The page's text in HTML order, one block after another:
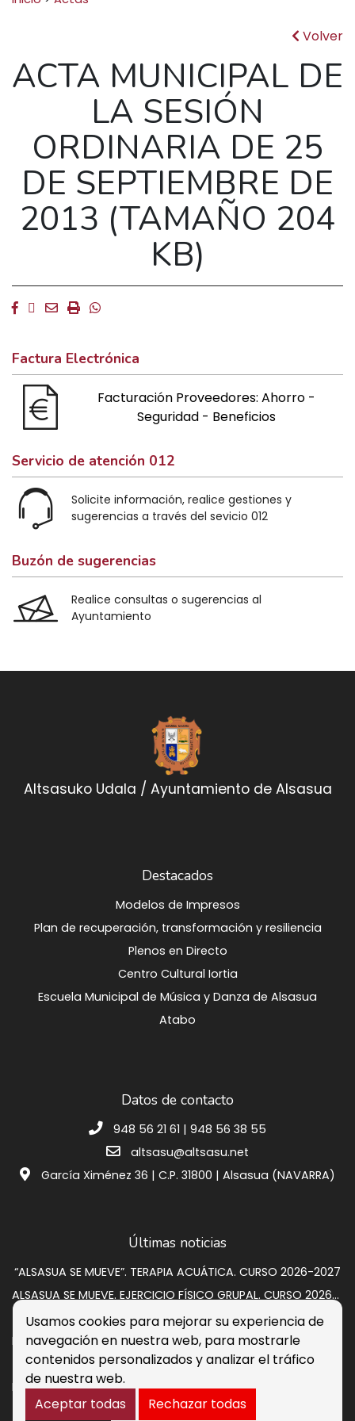
Volver
ACTA MUNICIPAL DE
LA SESIÓN
ORDINARIA DE 25
DE SEPTIEMBRE DE
2013 (TAMAÑO 204
KB)
Facebook
Twitter
EmailImprimirWhatsapp
Factura Electrónica
Facturación Proveedores: Ahorro -
Seguridad - Beneficios
Servicio de atención 012
Solicite información, realice gestiones y
sugerencias a través del sevicio 012
Buzón de sugerencias
Realice consultas o sugerencias al
Ayuntamiento
Altsasuko Udala / Ayuntamiento de Alsasua
Destacados
Modelos de Impresos
Plan de recuperación, transformación y resiliencia
Plenos en Directo
Centro Cultural Iortia
Escuela Municipal de Música y Danza de Alsasua
Atabo
Datos de contacto
948 56 21 61 | 948 56 38 55
altsasu@altsasu.net
García Ximénez 36 | C.P. 31800 | Alsasua (NAVARRA)
Últimas noticias
“ALSASUA SE MUEVE”. TERAPIA ACUÁTICA. CURSO 2026-2027
ALSASUA SE MUEVE. EJERCICIO FÍSICO GRUPAL. CURSO 2026-2027
SUBASTA VIVIENDA EN CALLE GRUPO SAN PEDRO A 2
Listados provisionales escuelas deportivas 2026-2027
Aviso legal
Política de Cookies Accesibilidad
Usamos cookies para mejorar su experiencia de
navegación en nuestra web, para mostrarle
contenidos personalizados y analizar el tráfico
de nuestra web.
Aceptar todas
Rechazar todas